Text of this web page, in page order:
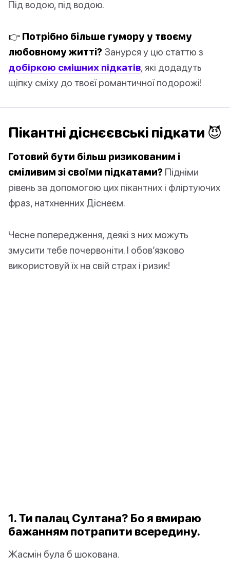
Під водою, під водою.
👉 Потрібно більше гумору у твоєму
любовному житті? Занурся у цю статтю з
добіркою смішних підкатів, які додадуть
щіпку сміху до твоєї романтичної подорожі!
Пікантні діснєєвські підкати 😈
Готовий бути більш ризикованим і
сміливим зі своїми підкатами? Підніми
рівень за допомогою цих пікантних і фліртуючих
фраз, натхненних Діснеєм.
Чесне попередження, деякі з них можуть
змусити тебе почервоніти. І обов’язково
використовуй їх на свій страх і ризик!
1. Ти палац Султана? Бо я вмираю
бажанням потрапити всередину.
Жасмін була б шокована.